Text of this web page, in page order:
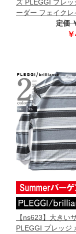
ズ PLEGGI プレ
ーダー フェイクレ
袖 Tシャツ リサ
テル使用 63-
定価
【ns623】大きい
PLEGGI プレッジ